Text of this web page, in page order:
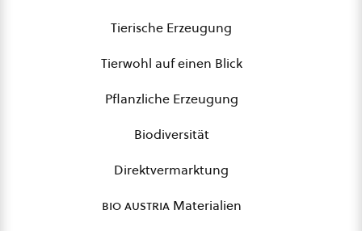
Tierische Erzeugung
Tierwohl auf einen Blick
Pflanzliche Erzeugung
Biodiversität
Direktvermarktung
bio austriaMaterialien